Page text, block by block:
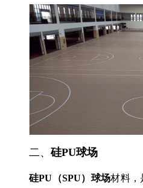
二、硅PU球场
硅PU（SPU）球场材料，